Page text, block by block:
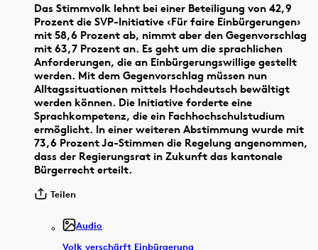
Das Stimmvolk lehnt bei einer Beteiligung von 42,9
Prozent die SVP-Initiative ‹Für faire Einbürgerungen›
mit 58,6 Prozent ab, nimmt aber den Gegenvorschlag
mit 63,7 Prozent an. Es geht um die sprachlichen
Anforderungen, die an Einbürgerungswillige gestellt
werden. Mit dem Gegenvorschlag müssen nun
Alltagssituationen mittels Hochdeutsch bewältigt
werden können. Die Initiative forderte eine
Sprachkompetenz, die ein Fachhochschulstudium
ermöglicht. In einer weiteren Abstimmung wurde mit
73,6 Prozent Ja-Stimmen die Regelung angenommen,
dass der Regierungsrat in Zukunft das kantonale
Bürgerrecht erteilt.
Teilen
Audio
Volk verschärft Einbürgerung